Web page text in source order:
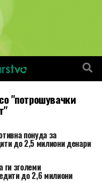
"потрошувачки
понуда за
до 2,5 милиони денари
ги зголеми
до 2,6 милиони